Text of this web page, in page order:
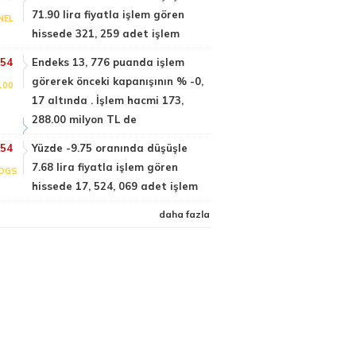
71.90 lira fiyatla işlem gören
hissede 321, 259 adet işlem
Endeks 13, 776 puanda işlem
görerek önceki kapanışının % -0,
17 altında . İşlem hacmi 173,
288.00 milyon TL de
Yüzde -9.75 oranında düşüşle
7.68 lira fiyatla işlem gören
hissede 17, 524, 069 adet işlem
daha fazla